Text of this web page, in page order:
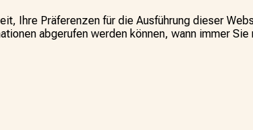
Ihre Präferenzen für die Ausführung dieser
abgerufen werden können, wann immer